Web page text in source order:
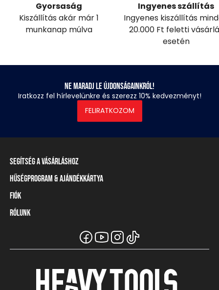
Gyorsaság
Kiszállítás akár már 1
munkanap múlva
Ingyenes szállítás
Ingyenes kiszállítás
20.000 Ft feletti
esetén
Ne maradj le újdonságainkról!
Iratkozz fel hírlevelünkre és szerezz 10% kedvezményt!
FELIRATKOZOM
Segítség a vásárláshoz
Szállítási információ
Fizetési módok
Mérettáblázat
Üzleteink és viszonteladók
Gyakori kérdések (GYIK)
Hűségprogram & Ajándékkártya
Törzsvásárlói program
Ajándékkártya
Fiók
Belépés / Regisztráció
Rólunk
A Heavy Tools márka
Viszonteladói információ
Széchenyi Terv Plusz